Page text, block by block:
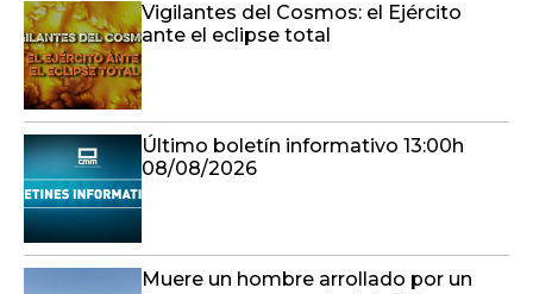
Vigilantes del Cosmos: el Ejército
ante el eclipse total
Último boletín informativo 13:00h
08/08/2026
Muere un hombre arrollado por un